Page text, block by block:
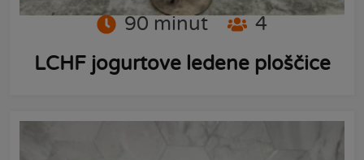
90 minut
4
LCHF jogurtove ledene ploščice